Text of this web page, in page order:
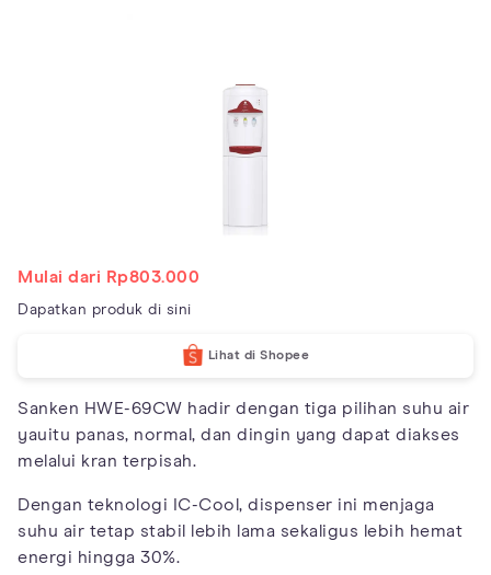
Mulai dari Rp803.000
Dapatkan produk di sini
Lihat di Shopee
Sanken HWE-69CW hadir dengan tiga pilihan suhu air
yauitu panas, normal, dan dingin yang dapat diakses
melalui kran terpisah.
Dengan teknologi IC-Cool, dispenser ini menjaga
suhu air tetap stabil lebih lama sekaligus lebih hemat
energi hingga 30%.